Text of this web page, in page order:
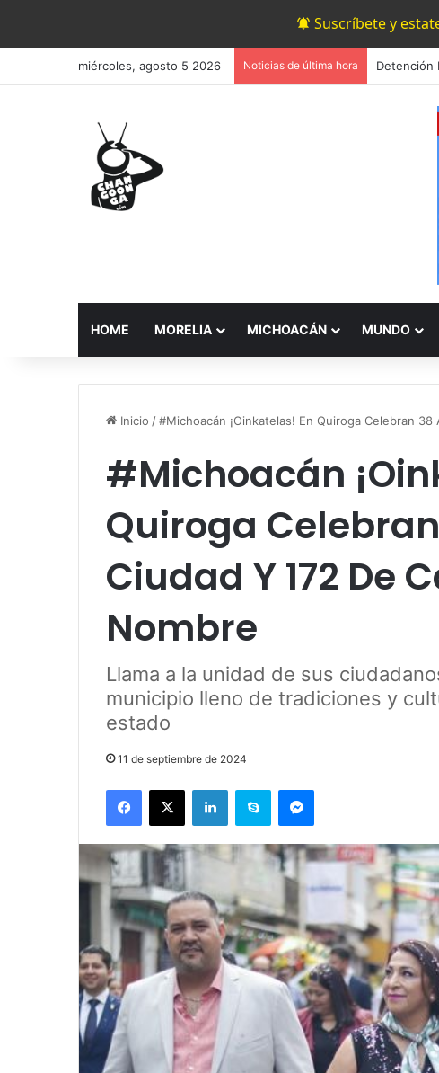
Suscríbete y
miércoles, agosto 5 2026 Noticias de última hora
HOME MORELIA MICHOACÁN MUNDO
Inicio /#Michoacán ¡Oinkatelas! En Quiroga Celebran
#Michoacán
Quiroga
Ciudad Y 172 De
Nombre
Llama a la unidad de sus
municipio lleno de tradiciones y
estado
11 de septiembre de 2024
Facebook
X LinkedInSkype Messenger